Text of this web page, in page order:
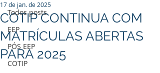
Todos posts
EEP
PÓS EEP
COTIP
COTIP CONTINUA COM
MATRÍCULAS ABERTAS
PARA 2025
17 de jan. de 2025